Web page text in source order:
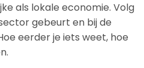
als lokale economie. Volg
gebeurt en bij de
eerder je iets weet, hoe